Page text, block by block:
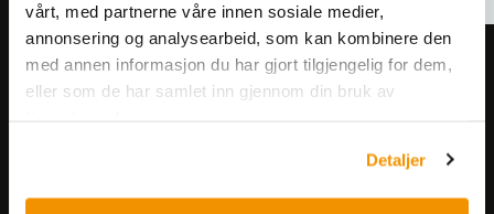
vårt, med partnerne våre innen sosiale medier,
annonsering og analysearbeid, som kan kombinere den
med annen informasjon du har gjort tilgjengelig for dem,
eller som de har samlet inn gjennom din bruk av
Detaljer
Meld deg på vårt nyhetsbrev!
Få informasjon om produkter,
Meld på nyhetsbrev